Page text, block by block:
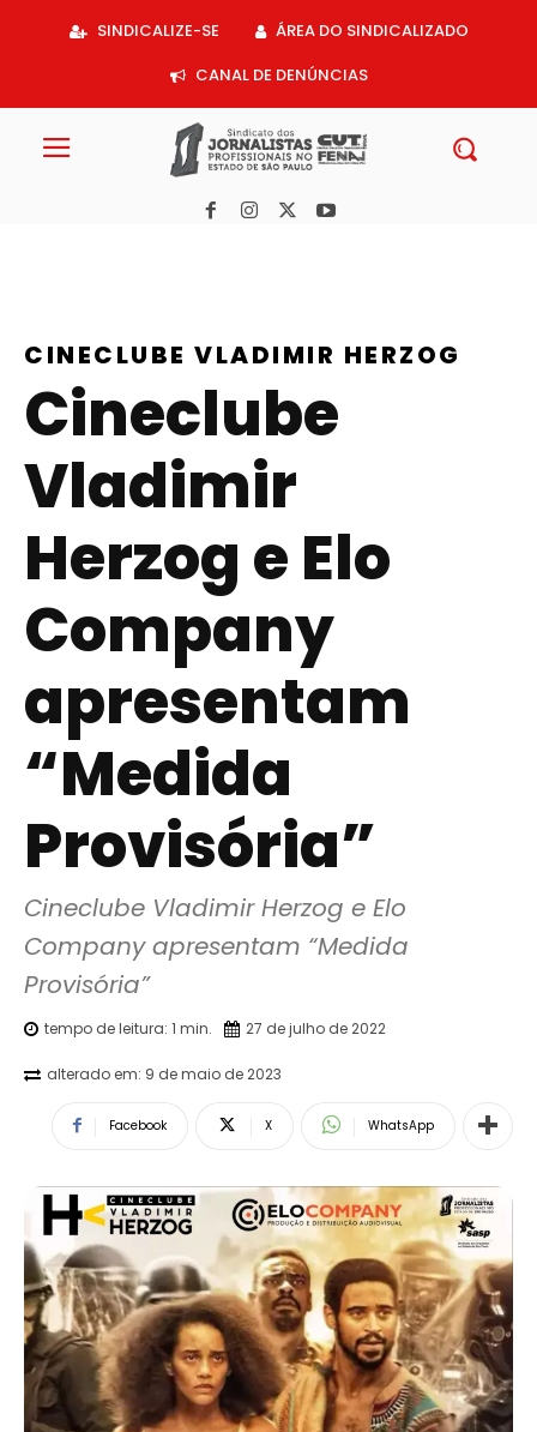
SINDICALIZE-SE
ÁREA DO SINDICALIZADO
CANAL DE DENÚNCIAS
CINECLUBE VLADIMIR HERZOG
Cineclube
Vladimir
Herzog e Elo
Company
apresentam
“Medida
Provisória”
Cineclube Vladimir Herzog e Elo
Company apresentam “Medida
Provisória”
tempo de leitura: 1 min. 27 de julho de 2022
alterado em: 9 de maio de 2023
Facebook X WhatsApp